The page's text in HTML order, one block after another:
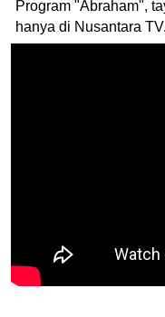
Program "Abraham",
hanya di Nusantara TV.